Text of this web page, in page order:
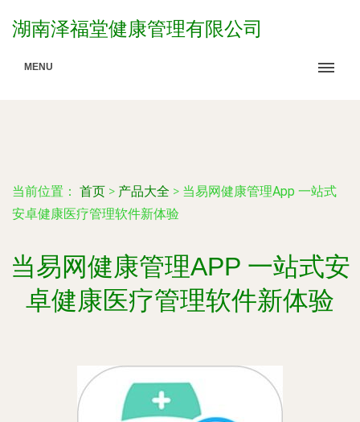
湖南泽福堂健康管理有限公司
MENU
当前位置： 首页 > 产品大全 > 当易网健康管理App 一站式
安卓健康医疗管理软件新体验
当易网健康管理APP 一站式安
卓健康医疗管理软件新体验